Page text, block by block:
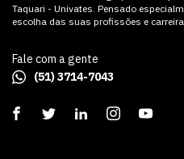
Taquari - Univates. Pensado
escolha das suas profissões e
Fale com a gente
(51) 3714-7043